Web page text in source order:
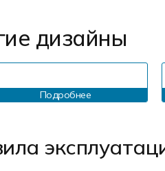
дизайны
Подробнее